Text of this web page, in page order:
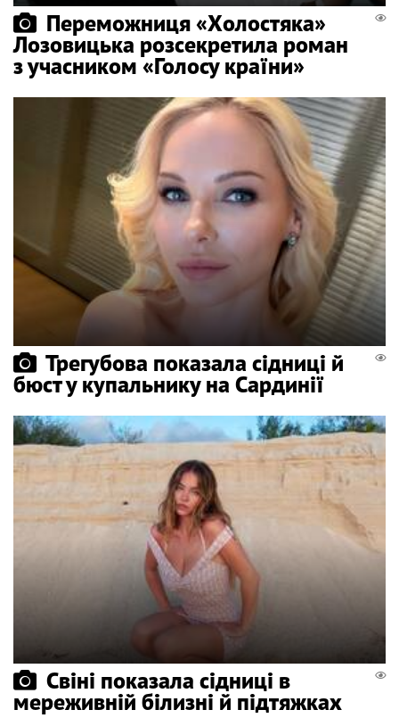
Переможниця «Холостяка»
Лозовицька розсекретила роман
з учасником «Голосу країни»
Трегубова показала сідниці й
бюст у купальнику на Сардинії
Свіні показала сідниці в
мереживній білизні й підтяжках